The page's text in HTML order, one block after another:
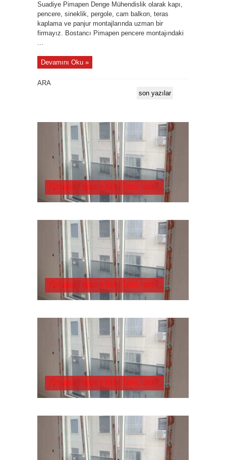
Suadiye Pimapen Denge Mühendislik olarak kapı,
pencere, sineklik, pergole, cam balkon, teras
kaplama ve panjur montajlarında uzman bir
firmayız. Bostancı Pimapen pencere montajındaki
...
Devamını Oku »
ARA
son yazılar
Pimapen Pencere Nasıl Temizlenir?
Pimapen Pencere Nasıl Temizlenir?
Pimapen Pencere Nasıl Temizlenir?